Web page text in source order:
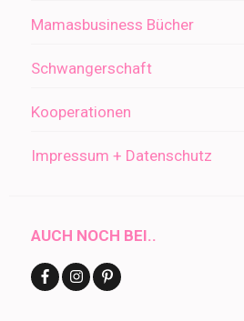
Mamasbusiness Bücher
Schwangerschaft
Kooperationen
Impressum + Datenschutz
AUCH NOCH BEI..